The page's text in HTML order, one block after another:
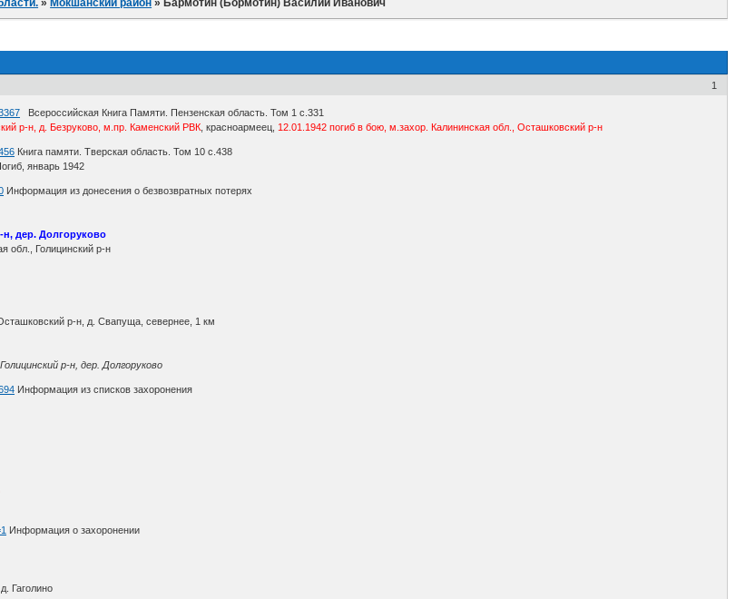
» Мокшанский район » Бармотин (Бормотин) Василий Иванович
1
Всероссийская Книга Памяти. Пензенская область. Том 1 с.331
р-н, д. Безруково, м.пр. Каменский РВК , красноармеец, 12.01.1942 погиб в бою, м.захор. Калининская обл., Осташковский р-н
Книга памяти. Тверская область. Том 10 с.438
январь 1942
Информация из донесения о безвозвратных потерях
н, дер. Долгоруково
обл., Голицинский р-н
р-н, д. Свапуща, севернее, 1 км
р-н, дер. Долгоруково
Информация из списков захоронения
Информация о захоронении
Гаголино